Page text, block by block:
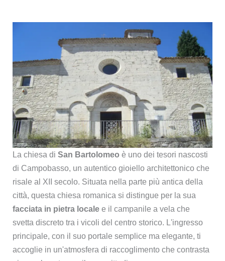
La chiesa di San Bartolomeo è uno dei tesori nascosti
di Campobasso, un autentico gioiello architettonico che
risale al XII secolo. Situata nella parte più antica della
città, questa chiesa romanica si distingue per la sua
facciata in pietra localee il campanile a vela che
svetta discreto tra i vicoli del centro storico. L'ingresso
principale, con il suo portale semplice ma elegante, ti
accoglie in un'atmosfera di raccoglimento che contrasta